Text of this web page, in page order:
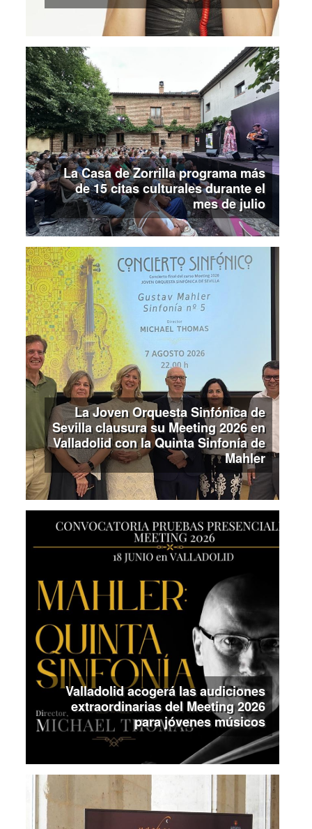
La Casa de Zorrilla programa más
de 15 citas culturales durante el
mes de julio
La Joven Orquesta Sinfónica de
Sevilla clausura su Meeting 2026 en
Valladolid con la Quinta Sinfonía de
Mahler
Valladolid acogerá las audiciones
extraordinarias del Meeting 2026
para jóvenes músicos